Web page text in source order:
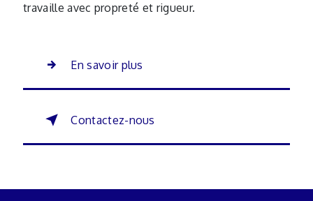
travaille avec propreté et rigueur.
En savoir plus
Contactez-nous